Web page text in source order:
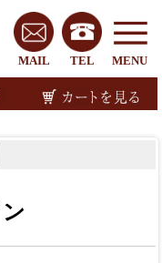
MENU
TEL
MAIL